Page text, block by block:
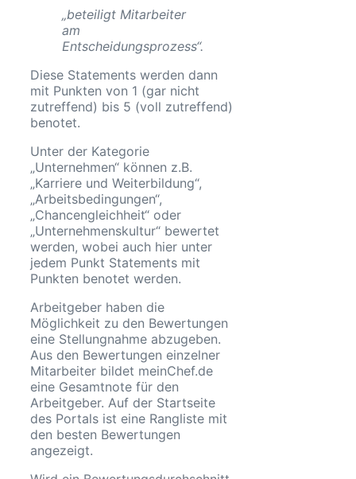
„beteiligt Mitarbeiter
am
Entscheidungsprozess“.
Diese Statements werden dann
mit Punkten von 1 (gar nicht
zutreffend) bis 5 (voll zutreffend)
benotet.
Unter der Kategorie
„Unternehmen“ können z.B.
„Karriere und Weiterbildung“,
„Arbeitsbedingungen“,
„Chancengleichheit“ oder
„Unternehmenskultur“ bewertet
werden, wobei auch hier unter
jedem Punkt Statements mit
Punkten benotet werden.
Arbeitgeber haben die
Möglichkeit zu den Bewertungen
eine Stellungnahme abzugeben.
Aus den Bewertungen einzelner
Mitarbeiter bildet meinChef.de
eine Gesamtnote für den
Arbeitgeber. Auf der Startseite
des Portals ist eine Rangliste mit
den besten Bewertungen
angezeigt.